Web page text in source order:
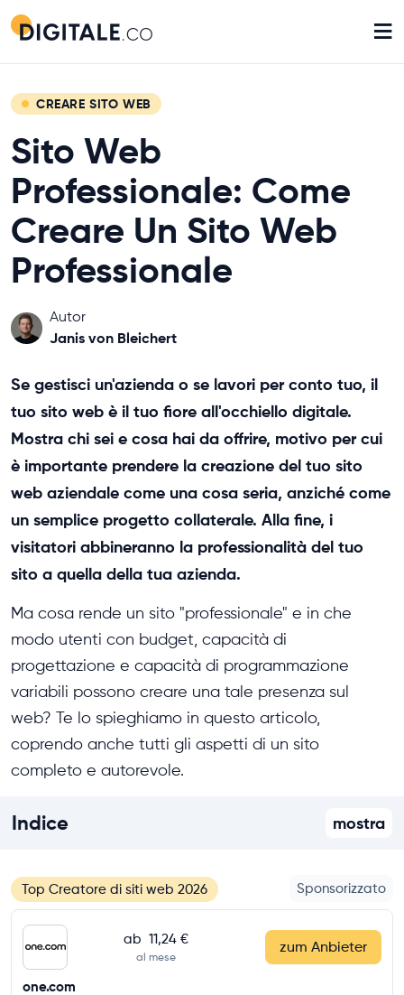
≡
CREARE SITO WEB
Sito Web
Professionale: Come
Creare Un Sito Web
Professionale
Autor
Janis von Bleichert
Se gestisci un'azienda o se lavori per conto tuo, il
tuo sito web è il tuo fiore all'occhiello digitale.
Mostra chi sei e cosa hai da offrire, motivo per cui
è importante prendere la creazione del tuo sito
web aziendale come una cosa seria, anziché come
un semplice progetto collaterale. Alla fine, i
visitatori abbineranno la professionalità del tuo
sito a quella della tua azienda.
Ma cosa rende un sito "professionale" e in che
modo utenti con budget, capacità di
progettazione e capacità di programmazione
variabili possono creare una tale presenza sul
web? Te lo spieghiamo in questo articolo,
coprendo anche tutti gli aspetti di un sito
completo e autorevole.
Indice mostra
Top Creatore di siti web 2026 Sponsorizzato
ab 11,24 €
al mese
zum Anbieter
one.com